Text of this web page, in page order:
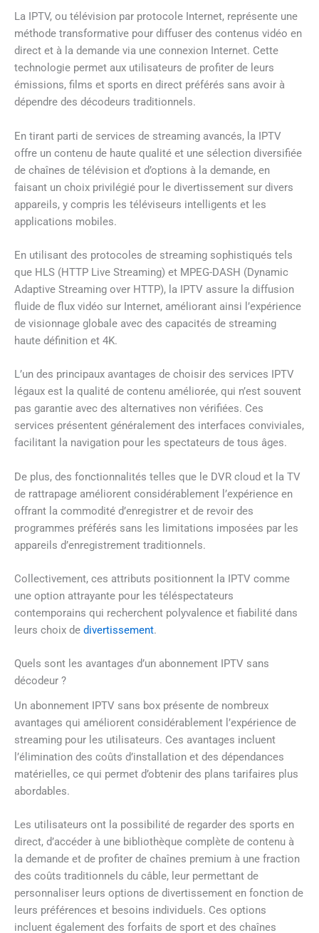
La IPTV, ou télévision par protocole Internet, représente une
méthode transformative pour diffuser des contenus vidéo en
direct et à la demande via une connexion Internet. Cette
technologie permet aux utilisateurs de profiter de leurs
émissions, films et sports en direct préférés sans avoir à
dépendre des décodeurs traditionnels.
En tirant parti de services de streaming avancés, la IPTV
offre un contenu de haute qualité et une sélection diversifiée
de chaînes de télévision et d’options à la demande, en
faisant un choix privilégié pour le divertissement sur divers
appareils, y compris les téléviseurs intelligents et les
applications mobiles.
En utilisant des protocoles de streaming sophistiqués tels
que HLS (HTTP Live Streaming) et MPEG-DASH (Dynamic
Adaptive Streaming over HTTP), la IPTV assure la diffusion
fluide de flux vidéo sur Internet, améliorant ainsi l’expérience
de visionnage globale avec des capacités de streaming
haute définition et 4K.
L’un des principaux avantages de choisir des services IPTV
légaux est la qualité de contenu améliorée, qui n’est souvent
pas garantie avec des alternatives non vérifiées. Ces
services présentent généralement des interfaces conviviales,
facilitant la navigation pour les spectateurs de tous âges.
De plus, des fonctionnalités telles que le DVR cloud et la TV
de rattrapage améliorent considérablement l’expérience en
offrant la commodité d’enregistrer et de revoir des
programmes préférés sans les limitations imposées par les
appareils d’enregistrement traditionnels.
Collectivement, ces attributs positionnent la IPTV comme
une option attrayante pour les téléspectateurs
contemporains qui recherchent polyvalence et fiabilité dans
leurs choix de divertissement.
Quels sont les avantages d’un abonnement IPTV sans
décodeur ?
Un abonnement IPTV sans box présente de nombreux
avantages qui améliorent considérablement l’expérience de
streaming pour les utilisateurs. Ces avantages incluent
l’élimination des coûts d’installation et des dépendances
matérielles, ce qui permet d’obtenir des plans tarifaires plus
abordables.
Les utilisateurs ont la possibilité de regarder des sports en
direct, d’accéder à une bibliothèque complète de contenu à
la demande et de profiter de chaînes premium à une fraction
des coûts traditionnels du câble, leur permettant de
personnaliser leurs options de divertissement en fonction de
leurs préférences et besoins individuels. Ces options
incluent également des forfaits de sport et des chaînes